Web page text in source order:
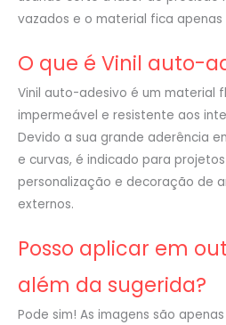
vazados e o material fica apenas
O que é Vinil auto-
Vinil auto-adesivo é um material
impermeável e resistente aos
Devido a sua grande aderência
e curvas, é indicado para
personalização e decoração de
externos.
Posso aplicar em
além da sugerida?
Pode sim! As imagens são